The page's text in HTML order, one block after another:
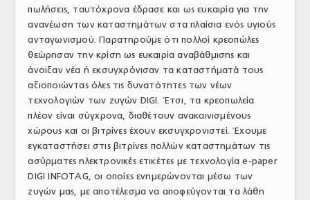
πωλήσεις, ταυτόχρονα έδρασε και ως ευκαιρία για την
ανανέωση των καταστημάτων στα πλαίσια ενός υγιούς
ανταγωνισμού. Παρατηρούμε ότι πολλοί κρεοπώλες
θεώρησαν την κρίση ως ευκαιρία αναβάθμισης και
άνοιξαν νέα ή εκσυγχρόνισαν τα καταστήματά τους
αξιοποιώντας όλες τις δυνατότητες των νέων
τεχνολογιών των ζυγών DIGI. Έτσι, τα κρεοπωλεία
πλέον είναι σύγχρονα, διαθέτουν ανακαινισμένους
χώρους και οι βιτρίνες έχουν εκσυγχρονιστεί. Έχουμε
εγκαταστήσει στις βιτρίνες πολλών καταστημάτων τις
ασύρματες ηλεκτρονικές ετικέτες με τεχνολογία e-paper
DIGI INFOTAG, οι οποίες ενημερώνονται μέσω των
ζυγών μας, με αποτέλεσμα να αποφεύγονται τα λάθη